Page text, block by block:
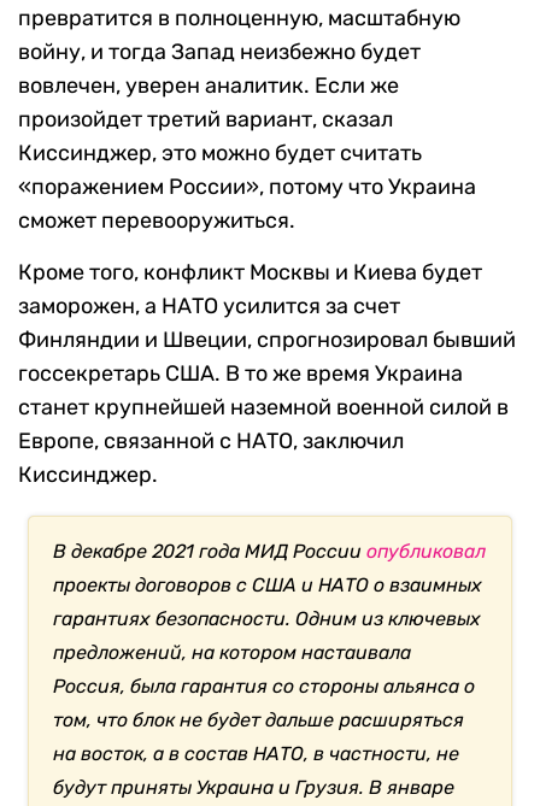
превратится в полноценную, масштабную
войну, и тогда Запад неизбежно будет
вовлечен, уверен аналитик. Если же
произойдет третий вариант, сказал
Киссинджер, это можно будет считать
«поражением России», потому что Украина
сможет перевооружиться.
Кроме того, конфликт Москвы и Киева будет
заморожен, а НАТО усилится за счет
Финляндии и Швеции, спрогнозировал бывший
госсекретарь США. В то же время Украина
станет крупнейшей наземной военной силой в
Европе, связанной с НАТО, заключил
Киссинджер.
В декабре 2021 года МИД Россииопубликовал
проекты договоров с США и НАТО о взаимных
гарантиях безопасности. Одним из ключевых
предложений, на котором настаивала
Россия, была гарантия со стороны альянса о
том, что блок не будет дальше расширяться
на восток, а в состав НАТО, в частности, не
будут приняты Украина и Грузия. В январе